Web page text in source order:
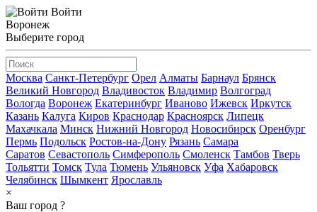
Войти
Воронеж
Выберите город
Москва Санкт-Петербург Орел Алматы Барнаул Брянск
Великий Новгород Владивосток Владимир Волгоград
Вологда Воронеж Екатеринбург Иваново Ижевск Иркутск
Казань Калуга Киров Краснодар Красноярск Липецк
Махачкала Минск Нижний Новгород Новосибирск Оренбург
Пермь Подольск Ростов-на-Дону Рязань Самара
Саратов Севастополь Симферополь Смоленск Тамбов Тверь
Тольятти Томск Тула Тюмень Ульяновск Уфа Хабаровск
Челябинск Шымкент Ярославль
×
Ваш город ?